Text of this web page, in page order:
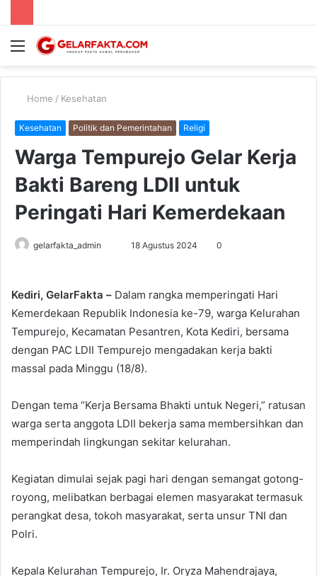
Menu
Home / Kesehatan
Kesehatan Politik dan Pemerintahan Religi
Warga Tempurejo Gelar Kerja
Bakti Bareng LDII untuk
Peringati Hari Kemerdekaan
gelarfakta_admin
Send18 Agustus 2024 0
Kediri, GelarFakta – Dalam rangka memperingati Hari
Kemerdekaan Republik Indonesia ke-79, warga Kelurahan
Tempurejo, Kecamatan Pesantren, Kota Kediri, bersama
dengan PAC LDII Tempurejo mengadakan kerja bakti
massal pada Minggu (18/8).
Dengan tema “Kerja Bersama Bhakti untuk Negeri,” ratusan
warga serta anggota LDII bekerja sama membersihkan dan
memperindah lingkungan sekitar kelurahan.
Kegiatan dimulai sejak pagi hari dengan semangat gotong-
royong, melibatkan berbagai elemen masyarakat termasuk
perangkat desa, tokoh masyarakat, serta unsur TNI dan
Polri.
Kepala Kelurahan Tempurejo, Ir. Oryza Mahendrajaya,